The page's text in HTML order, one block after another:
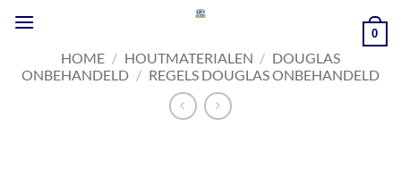
naar
0
HOME / HOUTMATERIALEN / DOUGLAS
ONBEHANDELD / REGELS DOUGLAS ONBEHANDELD